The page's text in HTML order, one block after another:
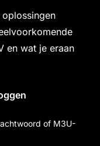
en wat je eraan
of M3U-